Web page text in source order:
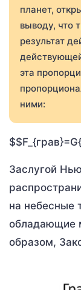
планет,
выводу, что
результат
эта
ними:
Заслугой
на небесные
обладающие
образом,